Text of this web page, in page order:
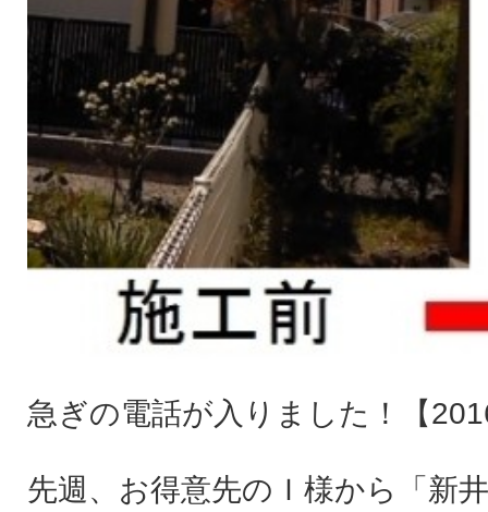
急ぎの電話が入りました！【
先週、お得意先のＩ様から「新